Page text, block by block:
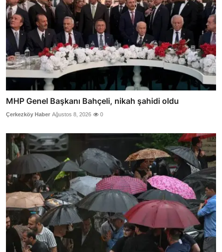
MHP Genel Başkanı Bahçeli, nikah şahidi oldu
Çerkezköy Haber Ağustos 8, 2026 0